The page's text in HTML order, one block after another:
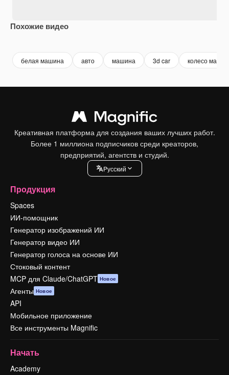
Похожие видео
белая машина авто машина 3d car колесо
Креативная платформа для создания ваших лучших работ.
Более 1 миллиона подписчиков среди креаторов,
предприятий, агентств и студий.
Pусский
Продукция
Spaces
ИИ-помощник
Генератор изображений ИИ
Генератор видео ИИ
Генератор голоса на основе ИИ
Стоковый контент
MCP для Claude/ChatGPT Новое
Агенты Новое
API
Мобильное приложение
Все инструменты Magnific
Начать
Academy